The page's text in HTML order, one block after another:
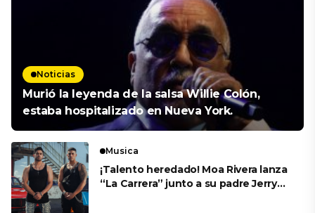
Noticias
Murió la leyenda de la salsa Willie Colón,
estaba hospitalizado en Nueva York.
Musica
¡Talento heredado! Moa Rivera lanza
“La Carrera” junto a su padre Jerry